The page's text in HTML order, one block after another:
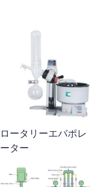
ロータリーエバポレ
ーター